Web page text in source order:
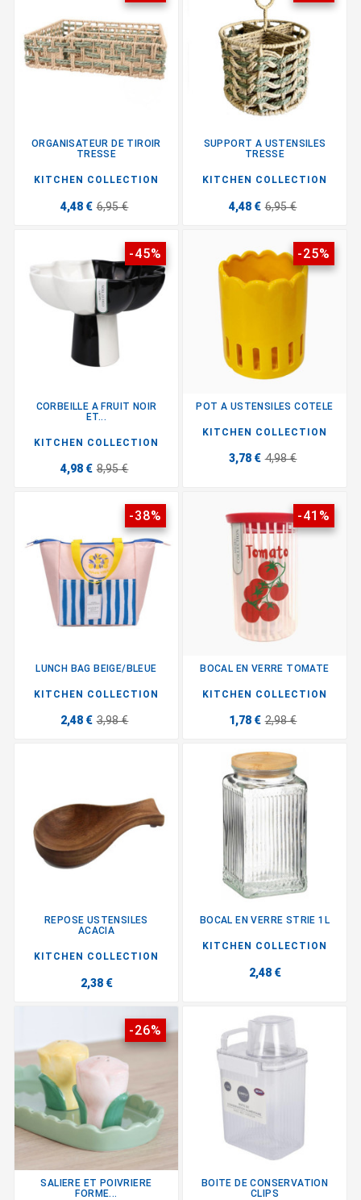
ORGANISATEUR DE TIROIR
TRESSE
KITCHEN COLLECTION
4,48 € 6,95 €
SUPPORT A USTENSILES
TRESSE
KITCHEN COLLECTION
4,48 € 6,95 €
-45%
CORBEILLE A FRUIT NOIR
ET...
KITCHEN COLLECTION
4,98 € 8,95 €
-25%
POT A USTENSILES COTELE
KITCHEN COLLECTION
3,78 € 4,98 €
-38%
LUNCH BAG BEIGE/BLEUE
KITCHEN COLLECTION
2,48 € 3,98 €
-41%
BOCAL EN VERRE TOMATE
KITCHEN COLLECTION
1,78 € 2,98 €
REPOSE USTENSILES
ACACIA
KITCHEN COLLECTION
2,38 €
BOCAL EN VERRE STRIE 1L
KITCHEN COLLECTION
2,48 €
-26%
SALIERE ET POIVRIERE
FORME...
BOITE DE CONSERVATION
CLIPS